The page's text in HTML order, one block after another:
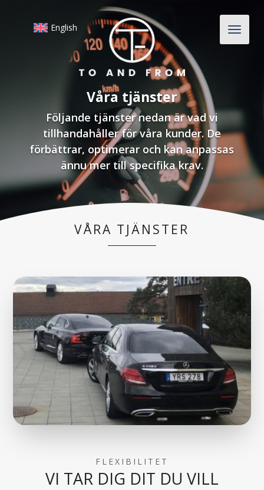
English
Våra tjänster
Följande tjänster nedan är vad vi
tillhandahåller för våra kunder. De
förbättrar, optimerar och kan anpassas
ännu mer till specifika krav.
VÅRA TJÄNSTER
FLEXIBILITET
VI TAR DIG DIT DU VILL